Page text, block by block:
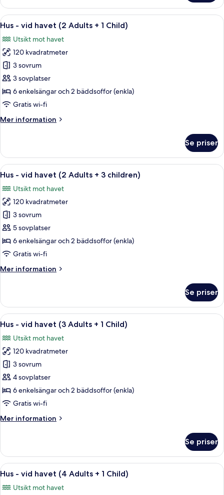
Deluxe
(4
Adults
Child)
Öppna
alla
foton
för
Hus
-
vid
havet
Adults
Child)
13
Hus - vid havet (2 Adults + 1 Child)
Utsikt mot havet
120 kvadratmeter
3 sovrum
3 sovplatser
6 enkelsängar och 2 bäddsoffor (enkla)
Gratis wi-fi
Mer information
Mer
-
vid
havet
Adults
+
Child)
Se priser
Öppna
alla
foton
för
Hus
-
vid
havet
Adults
children)
13
Hus - vid havet (2 Adults + 3 children)
Utsikt mot havet
120 kvadratmeter
3 sovrum
5 sovplatser
6 enkelsängar och 2 bäddsoffor (enkla)
Gratis wi-fi
Mer information
Mer
-
vid
havet
Adults
+
children)
Se priser
Öppna
alla
foton
för
Hus
-
vid
havet
Adults
Child)
13
Hus - vid havet (3 Adults + 1 Child)
Utsikt mot havet
120 kvadratmeter
3 sovrum
4 sovplatser
6 enkelsängar och 2 bäddsoffor (enkla)
Gratis wi-fi
Mer information
Mer
-
vid
havet
Adults
Se priser
Öppna
alla
foton
13
Hus - vid havet (4 Adults + 1 Child)
Utsikt mot havet